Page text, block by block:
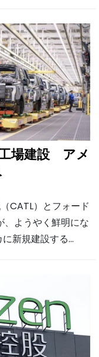
場建設 アメ
CATL）とフォード
、ようやく鮮明にな
新規建設する…